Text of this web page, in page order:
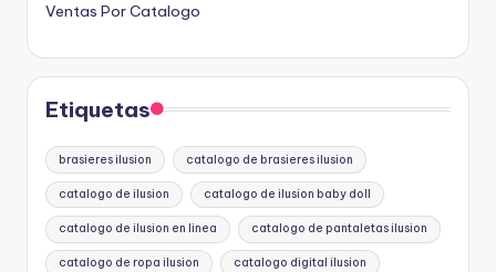
Ventas Por Catalogo
Etiquetas
brasieres ilusion catalogo de brasieres ilusion
catalogo de ilusion catalogo de ilusion baby doll
catalogo de ilusion en linea catalogo de pantaletas ilusion
catalogo de ropa ilusion catalogo digital ilusion